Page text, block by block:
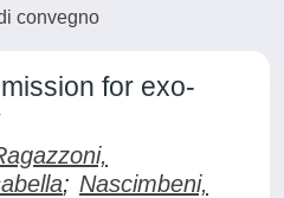
convegno
for exo-
; Nascimbeni,